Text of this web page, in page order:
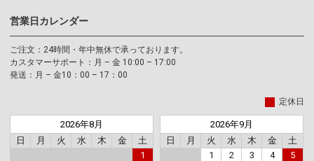
営業日カレンダー
ご注文：24時間・年中無休で承っております。
カスタマーサポート：月 – 金 10:00 – 17:00
発送：月 – 金10：00 – 17：00
定休日
2026年8月
日
月 火 水 木 金
土
1
2026年9月
日
月 火 水 木 金
土
1
2 3 4
5